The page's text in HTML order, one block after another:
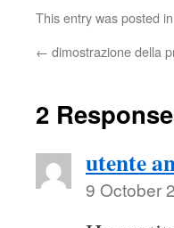
This entry was posted
← dimostrazione della
2
utente
9 October